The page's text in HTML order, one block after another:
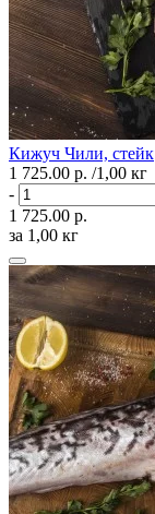
Кижуч Чили, стейк
1 725.00 р. /1,00 кг
-
1 725.00 р.
за 1,00 кг